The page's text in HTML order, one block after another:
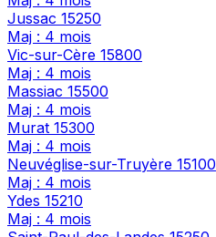
Jussac 15250
Maj : 4 mois
Vic-sur-Cère 15800
Maj : 4 mois
Massiac 15500
Maj : 4 mois
Murat 15300
Maj : 4 mois
Neuvéglise-sur-Truyère 15100
Maj : 4 mois
Ydes 15210
Maj : 4 mois